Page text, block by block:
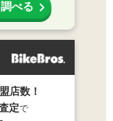
べる
店数！
定で